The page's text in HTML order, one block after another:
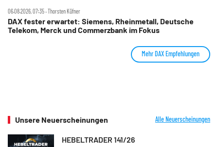
06.08.2026, 07:35 ‧ Thorsten Küfner
DAX fester erwartet: Siemens, Rheinmetall, Deutsche
Telekom, Merck und Commerzbank im Fokus
Mehr DAX Empfehlungen
Unsere Neuerscheinungen Alle Neuerscheinungen
HEBELTRADER 141/26